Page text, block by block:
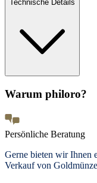
Technische Details
Warum philoro?
Persönliche Beratung
Gerne bieten wir Ihnen
Verkauf von